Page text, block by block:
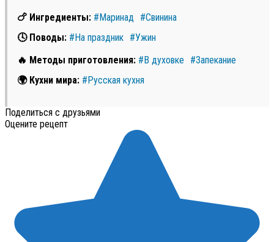
🍗 Ингредиенты: #Маринад #Свинина
🕓 Поводы: #На праздник #Ужин
🔥 Методы приготовления: #В духовке
#Запекание
🌍 Кухни мира: #Русская кухня
Поделиться с друзьями
Оцените рецепт